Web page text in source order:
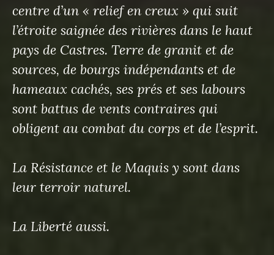
centre d’un « relief en creux » qui suit
l’étroite saignée des rivières dans le haut
pays de Castres. Terre de granit et de
sources, de bourgs indépendants et de
hameaux cachés, ses prés et ses labours
sont battus de vents contraires qui
obligent au combat du corps et de l’esprit.
La Résistance et le Maquis y sont dans
leur terroir naturel.
La Liberté aussi.